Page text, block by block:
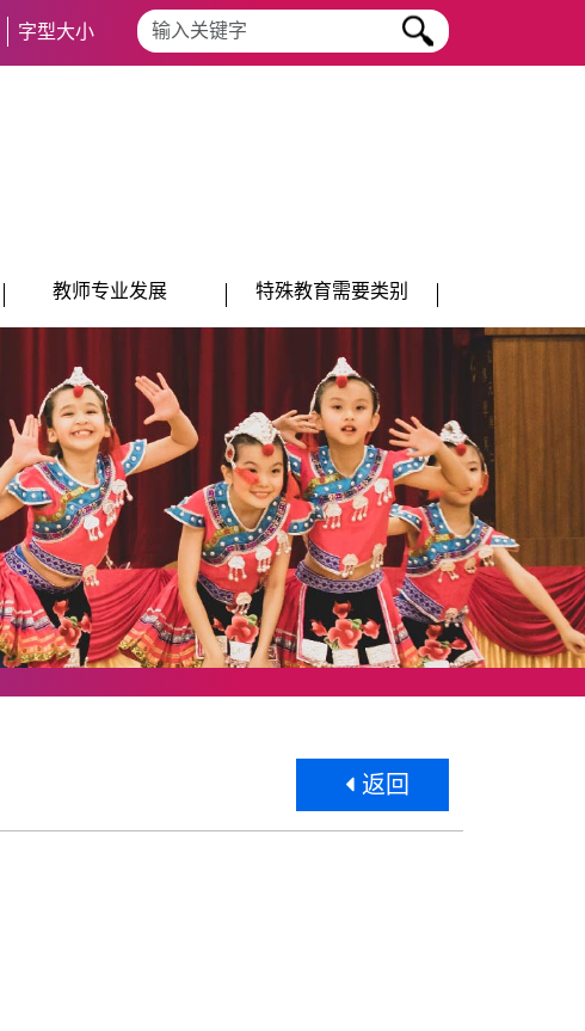
字型大小 搜寻字串
教师专业发展 特殊教育需要类别
返回